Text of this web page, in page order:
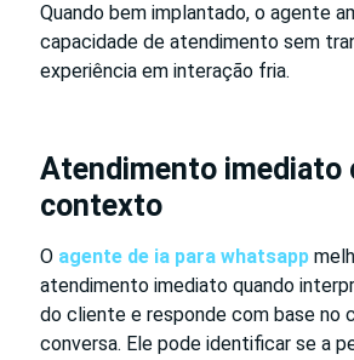
Quando bem implantado, o agente
capacidade de atendimento sem
experiência em interação fria.
Atendimento imediato
contexto
O agente de ia para whatsapp
atendimento imediato quando
do cliente e responde com base no
conversa. Ele pode identificar se a